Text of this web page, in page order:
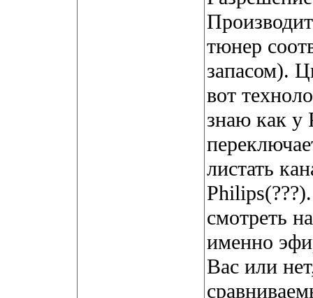
тюнер
запасом).
вот
знаю как у
листать
смотреть
именно
Вас или